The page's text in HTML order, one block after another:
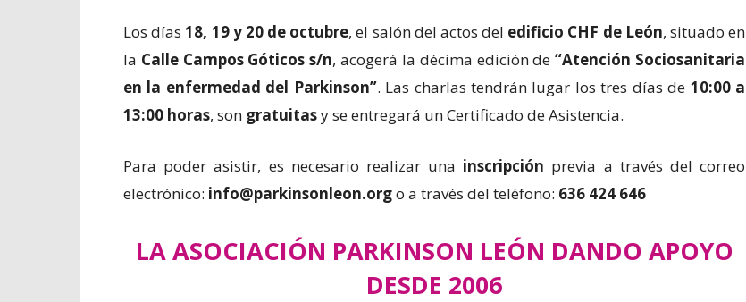
Los días18, 19 y 20 de octubre, el salón del actos del edificio CHF de León, situado en
la Calle Campos Góticos s/n, acogerá la décima edición de“Atención Sociosanitaria
en la enfermedad del Parkinson”. Las charlas tendrán lugar los tres días de 10:00 a
13:00 horas, son gratuitasy se entregará un Certificado de Asistencia.
Para poder asistir, es necesario realizar una inscripción previa a través del correo
electrónico: info@parkinsonleon.orgo a través del teléfono: 636 424 646
LA ASOCIACIÓN PARKINSON LEÓN DANDO APOYO
DESDE 2006